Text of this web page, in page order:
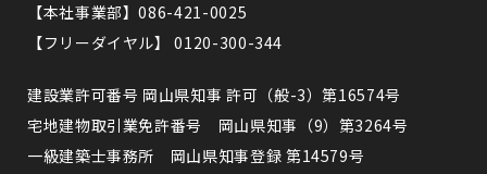
【本社事業部】086-421-0025
【フリーダイヤル】 0120-300-344
建設業許可番号 岡山県知事 許可（般-3）第16574号
宅地建物取引業免許番号 岡山県知事（9）第3264号
一級建築士事務所 岡山県知事登録 第14579号